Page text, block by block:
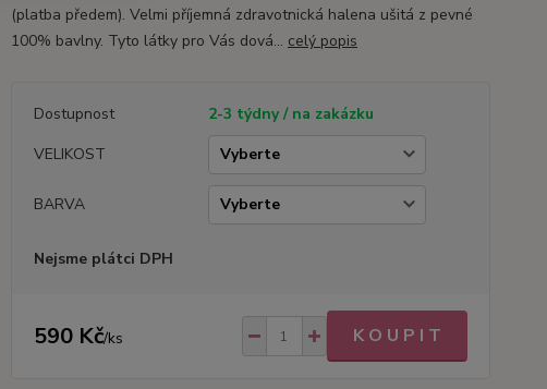
(platba předem). Velmi příjemná zdravotnická halena ušitá z pevné
100% bavlny. Tyto látky pro Vás dová... celý popis
Dostupnost
2-3 týdny / na zakázku
VELIKOST
BARVA
Nejsme plátci DPH
590 Kč/ks K O U P I T